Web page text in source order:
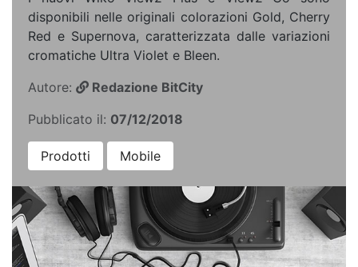
disponibili nelle originali colorazioni Gold, Cherry
Red e Supernova, caratterizzata dalle variazioni
cromatiche Ultra Violet e Bleen.
Autore:
Redazione BitCity
Pubblicato il: 07/12/2018
Prodotti Mobile